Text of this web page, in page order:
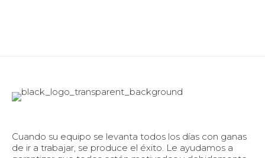
Cuando su equipo se levanta todos los días con ganas
de ir a trabajar, se produce el éxito. Le ayudamos a